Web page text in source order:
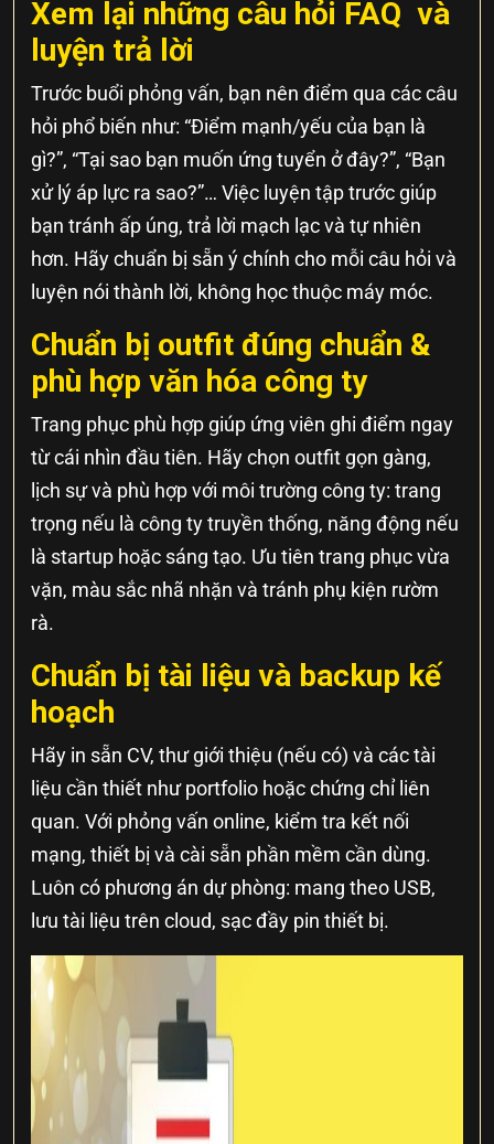
Xem lại những câu hỏi FAQ và
luyện trả lời
Trước buổi phỏng vấn, bạn nên điểm qua các câu
hỏi phổ biến như: “Điểm mạnh/yếu của bạn là
gì?”, “Tại sao bạn muốn ứng tuyển ở đây?”, “Bạn
xử lý áp lực ra sao?”… Việc luyện tập trước giúp
bạn tránh ấp úng, trả lời mạch lạc và tự nhiên
hơn. Hãy chuẩn bị sẵn ý chính cho mỗi câu hỏi và
luyện nói thành lời, không học thuộc máy móc.
Chuẩn bị outfit đúng chuẩn &
phù hợp văn hóa công ty
Trang phục phù hợp giúp ứng viên ghi điểm ngay
từ cái nhìn đầu tiên. Hãy chọn outfit gọn gàng,
lịch sự và phù hợp với môi trường công ty: trang
trọng nếu là công ty truyền thống, năng động nếu
là startup hoặc sáng tạo. Ưu tiên trang phục vừa
vặn, màu sắc nhã nhặn và tránh phụ kiện rườm
rà.
Chuẩn bị tài liệu và backup kế
hoạch
Hãy in sẵn CV, thư giới thiệu (nếu có) và các tài
liệu cần thiết như portfolio hoặc chứng chỉ liên
quan. Với phỏng vấn online, kiểm tra kết nối
mạng, thiết bị và cài sẵn phần mềm cần dùng.
Luôn có phương án dự phòng: mang theo USB,
lưu tài liệu trên cloud, sạc đầy pin thiết bị.